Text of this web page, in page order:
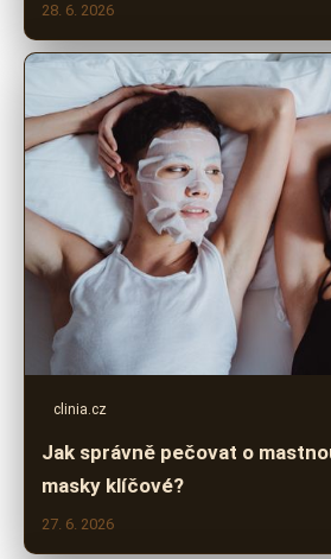
28. 6. 2026
clinia.cz
Jak správně pečovat o
masky klíčové?
27. 6. 2026